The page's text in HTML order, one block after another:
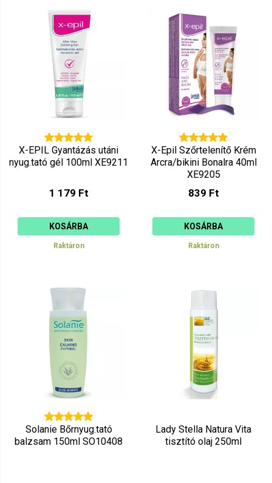
X-EPIL Gyantázás utáni
nyug.tató gél 100ml XE9211
1 179 Ft
KOSÁRBA
Raktáron
X-Epil Szőrtelenítő Krém
Arcra/bikini Bonalra 40ml
XE9205
839 Ft
KOSÁRBA
Raktáron
Solanie Bőrnyug.tató
balzsam 150ml SO10408
Lady Stella Natura Vita
tisztító olaj 250ml